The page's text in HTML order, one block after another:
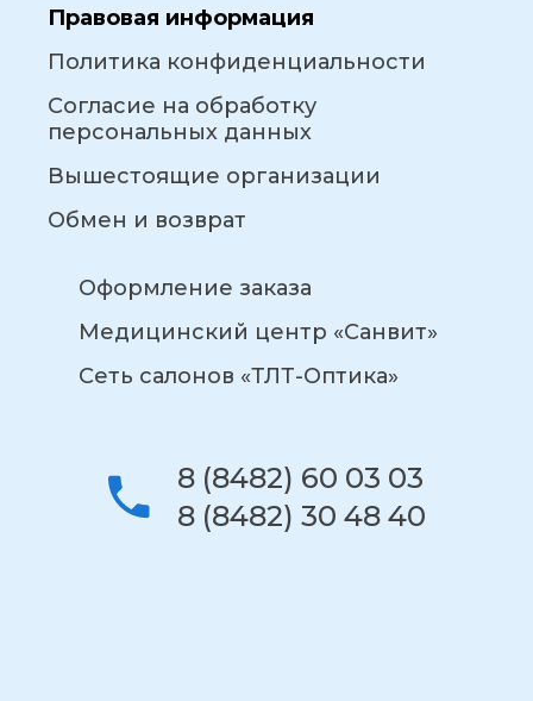
Правовая информация
Политика конфиденциальности
Согласие на обработку
персональных данных
Вышестоящие организации
Обмен и возврат
Оформление заказа
Медицинский центр «Санвит»
Сеть салонов «ТЛТ-Оптика»
8 (8482) 60 03 03
8 (8482) 30 48 40